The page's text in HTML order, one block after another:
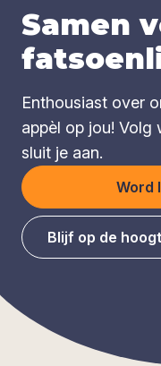
Samen
Enthousiast over
appèl op jou! Volg
sluit je aan.
Word
Blijf op de